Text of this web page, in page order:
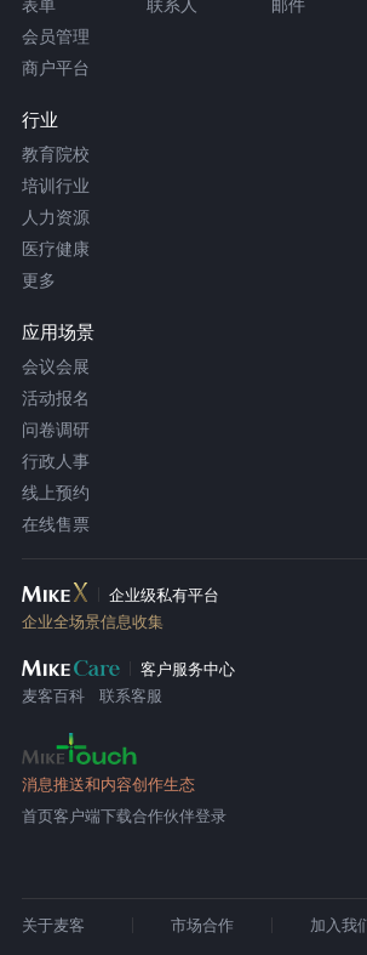
会员管理
商户平台
行业
教育院校
培训行业
人力资源
医疗健康
更多
应用场景
会议会展
活动报名
问卷调研
行政人事
线上预约
在线售票
企业级私有平台
企业全场景信息收集
客户服务中心
麦客百科
联系客服
消息推送和内容创作生态
首页客户端下载合作伙伴登录
关于麦客 市场合作 加入我